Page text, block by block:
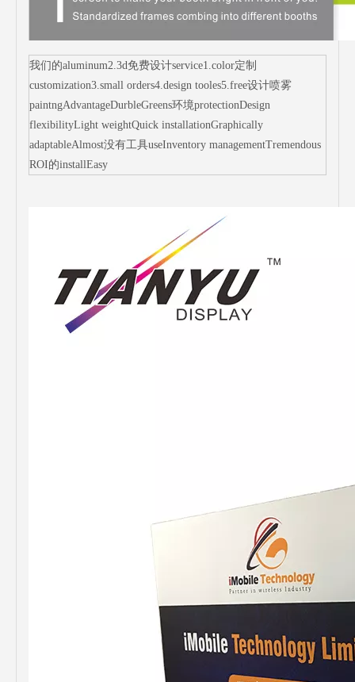
我们的aluminum2.3d免费设计service1.color定制
customization3.small orders4.design tooles5.free设计喷雾
paintngAdvantageDurbleGreens环境protectionDesign
flexibilityLight weightQuick installationGraphically
adaptableAlmost没有工具useInventory managementTremendous
ROI的installEasy